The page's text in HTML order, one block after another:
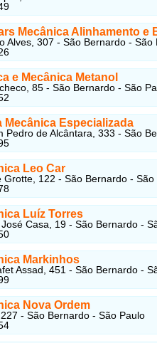
Mecânica Alinhamento e
Alves, 307 - São Bernardo - São
e Mecânica Metanol
85 - São Bernardo - São
Mecânica Especializada
Pedro de Alcântara, 333 - São
Leo Car
Grotte, 122 - São Bernardo - São
Luíz Torres
Casa, 19 - São Bernardo -
Markinhos
Assad, 451 - São Bernardo -
Nova Ordem
- São Bernardo - São Paulo